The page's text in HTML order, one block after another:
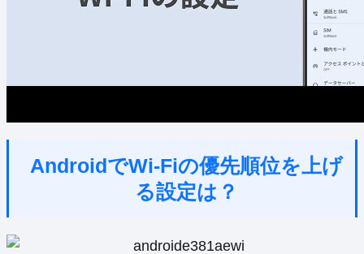
AndroidでWi-Fiの優先順位を上げ
る設定は？